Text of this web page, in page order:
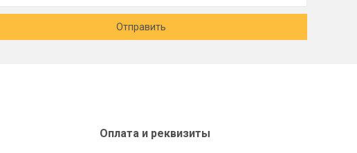
Отправить
Оплата и реквизиты